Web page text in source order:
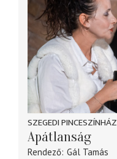
SZEGEDI PINCESZÍNHÁZ
Apátlanság
Rendező Gál Tamás